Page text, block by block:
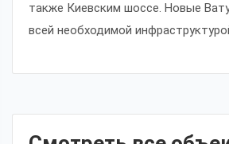
также Киевским шоссе. Новые
всей необходимой